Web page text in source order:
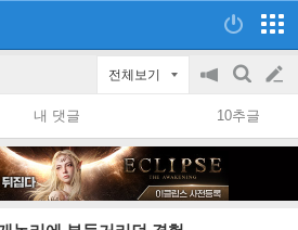
전체보기
공
지
on/off
검
색
글
쓰
내 댓글 10추글